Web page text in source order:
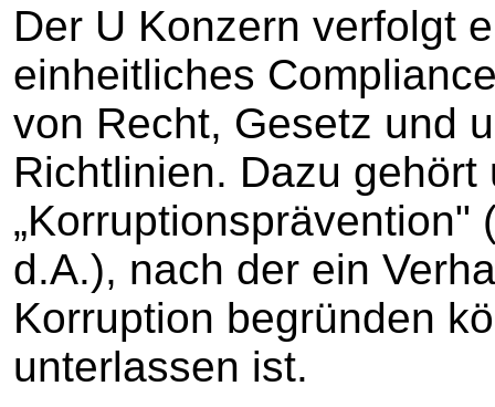
Der U Konzern verfolgt
einheitliches
von Recht, Gesetz und
Richtlinien. Dazu
„Korruptionsprävention"
d.A.), nach der ein
Korruption begründen
unterlassen ist.